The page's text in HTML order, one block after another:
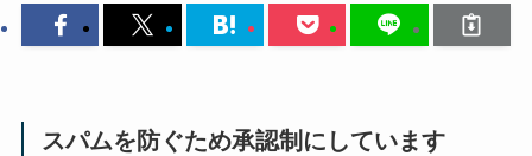
スパムを防ぐため承認制にしています